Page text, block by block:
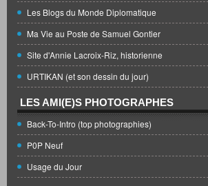
Les Blogs du Monde Diplomatique
Ma Vie au Poste de Samuel Gontier
Site d'Annie Lacroix-Riz, historienne
URTIKAN (et son dessin du jour)
LES AMI(E)S PHOTOGRAPHES
Back-To-Intro (top photographies)
P0P Neuf
Usage du Jour